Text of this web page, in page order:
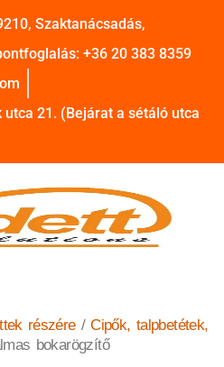
Szaktanácsadás,
+36 20 383 8359
utca 21. (Bejárat a sétáló utca
részére/Cipők, talpbetétek,
bokarögzítő